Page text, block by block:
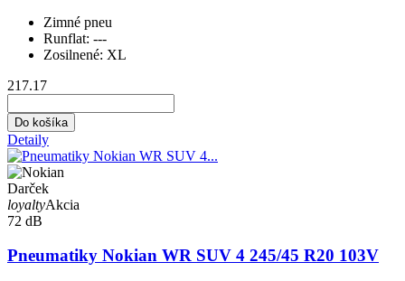
Zimné pneu
Runflat: ---
Zosilnené: XL
217.17
Do košíka
Detaily
Darček
loyaltyAkcia
72 dB
Pneumatiky Nokian WR SUV 4 245/45 R20 103V